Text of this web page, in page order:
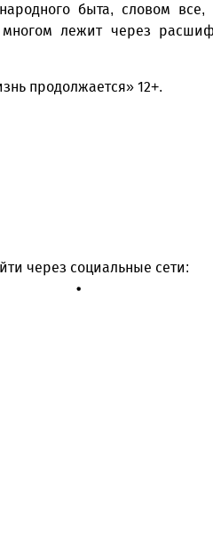
быта, словом
лежит через
продолжается» 12+.
через социальные сети: